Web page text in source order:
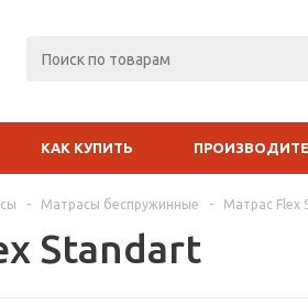
КАК КУПИТЬ
- Матрасы беспружинные - Матрас Flex
Standart